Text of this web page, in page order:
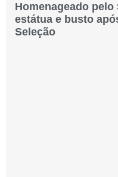
Homenageado
estátua e busto
Seleção